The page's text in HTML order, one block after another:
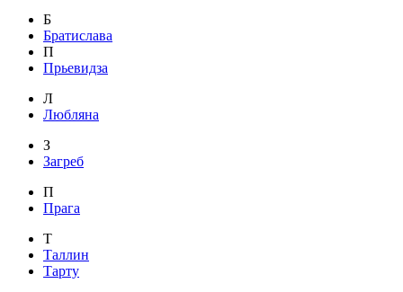
Б
Братислава
П
Прьевидза
Л
Любляна
З
Загреб
П
Прага
Т
Таллин
Тарту